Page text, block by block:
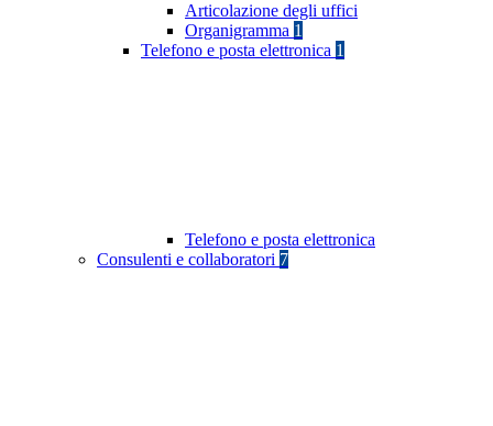
Articolazione degli uffici
Organigramma 1
Telefono e posta elettronica 1
Telefono e posta elettronica
Consulenti e collaboratori 7